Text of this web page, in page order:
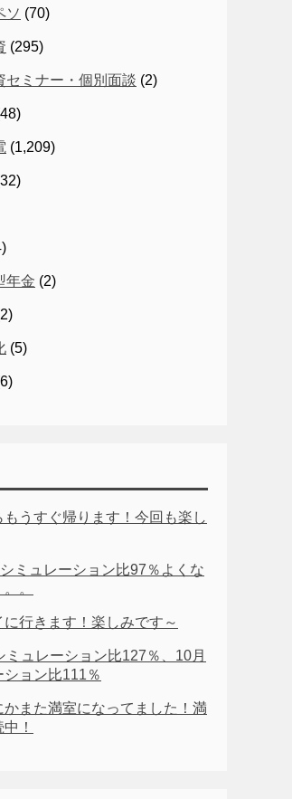
ソ (70)
(295)
セミナー・個別面談 (2)
(1,209)
年金 (2)
(5)
もうすぐ帰ります！今回も楽し
ミュレーション比97％よくな
。
行きます！楽しみです～
ミュレーション比127％、10月
ション比111％
かまた満室になってました！満
！